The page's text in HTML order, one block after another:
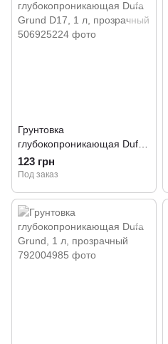
Грунтовка
глубокопроникающая Dufa
Grund D17, 1 л, прозрачный
123 грн
Под заказ